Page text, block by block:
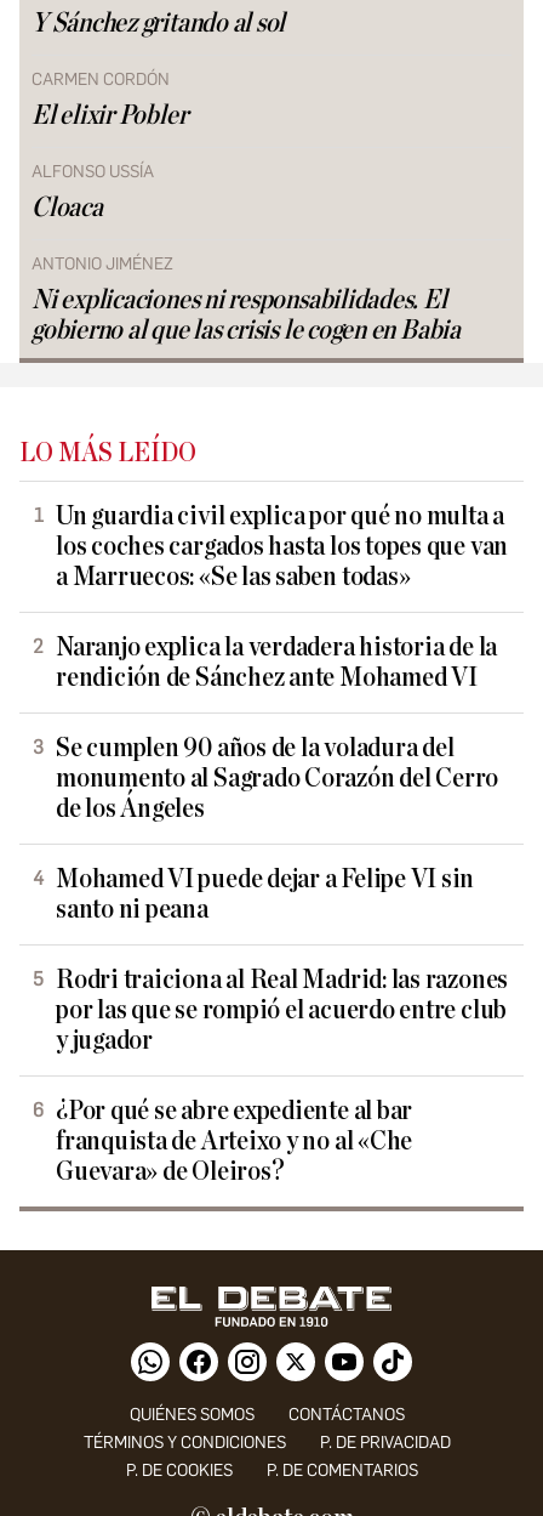
Y Sánchez gritando al sol
CARMEN CORDÓN
El elixir Pobler
ALFONSO USSÍA
Cloaca
ANTONIO JIMÉNEZ
Ni explicaciones ni responsabilidades. El
gobierno al que las crisis le cogen en Babia
LO MÁS LEÍDO
Un guardia civil explica por qué no multa a
los coches cargados hasta los topes que van
a Marruecos: «Se las saben todas»
Naranjo explica la verdadera historia de la
rendición de Sánchez ante Mohamed VI
Se cumplen 90 años de la voladura del
monumento al Sagrado Corazón del Cerro
de los Ángeles
Mohamed VI puede dejar a Felipe VI sin
santo ni peana
Rodri traiciona al Real Madrid: las razones
por las que se rompió el acuerdo entre club
y jugador
¿Por qué se abre expediente al bar
franquista de Arteixo y no al «Che
Guevara» de Oleiros?
QUIÉNES SOMOS
CONTÁCTANOS
TÉRMINOS Y CONDICIONES
P. DE PRIVACIDAD
P. DE COOKIES
P. DE COMENTARIOS